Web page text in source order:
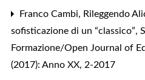
Franco Cambi, Rileggendo
sofisticazione di un “classico”,
Formazione/Open Journal of
(2017): Anno XX, 2-2017